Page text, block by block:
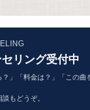
リング受付中
？」「料金は？」「この曲
もどうぞ。